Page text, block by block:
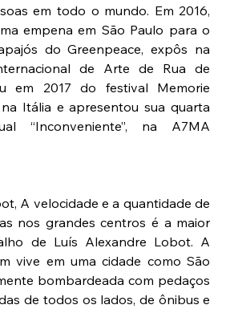
em todo o mundo. Em 2016,
empena em São Paulo para o
do Greenpeace, expôs na
de Arte de Rua de
em 2017 do festival Memorie
Itália e apresentou sua quarta
“Inconveniente”, na A7MA
A velocidade e a quantidade de
nos grandes centros é a maior
de Luís Alexandre Lobot. A
vive em uma cidade como São
bombardeada com pedaços
de todos os lados, de ônibus e